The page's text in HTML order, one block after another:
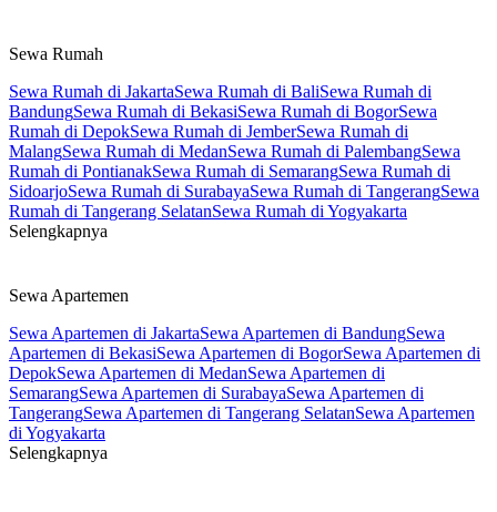
Sewa Rumah
Sewa Rumah di JakartaSewa Rumah di BaliSewa Rumah di
BandungSewa Rumah di BekasiSewa Rumah di BogorSewa
Rumah di DepokSewa Rumah di JemberSewa Rumah di
MalangSewa Rumah di MedanSewa Rumah di PalembangSewa
Rumah di PontianakSewa Rumah di SemarangSewa Rumah di
SidoarjoSewa Rumah di SurabayaSewa Rumah di TangerangSewa
Rumah di Tangerang SelatanSewa Rumah di Yogyakarta
Selengkapnya
Sewa Apartemen
Sewa Apartemen di JakartaSewa Apartemen di BandungSewa
Apartemen di BekasiSewa Apartemen di BogorSewa Apartemen di
DepokSewa Apartemen di MedanSewa Apartemen di
SemarangSewa Apartemen di SurabayaSewa Apartemen di
TangerangSewa Apartemen di Tangerang SelatanSewa Apartemen
di Yogyakarta
Selengkapnya